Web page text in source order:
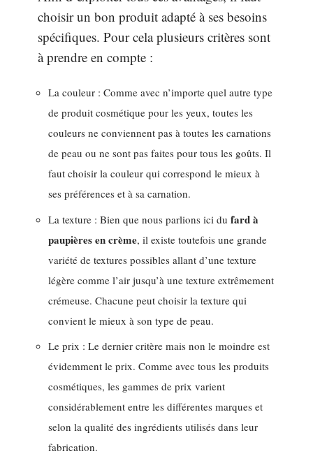
choisir un bon produit adapté à ses besoins
spécifiques. Pour cela plusieurs critères sont
à prendre en compte :
La couleur : Comme avec n’importe quel autre type
de produit cosmétique pour les yeux, toutes les
couleurs ne conviennent pas à toutes les carnations
de peau ou ne sont pas faites pour tous les goûts. Il
faut choisir la couleur qui correspond le mieux à
ses préférences et à sa carnation.
La texture : Bien que nous parlions ici du fard à
paupières en crème, il existe toutefois une grande
variété de textures possibles allant d’une texture
légère comme l’air jusqu’à une texture extrêmement
crémeuse. Chacune peut choisir la texture qui
convient le mieux à son type de peau.
Le prix : Le dernier critère mais non le moindre est
évidemment le prix. Comme avec tous les produits
cosmétiques, les gammes de prix varient
considérablement entre les différentes marques et
selon la qualité des ingrédients utilisés dans leur
fabrication.